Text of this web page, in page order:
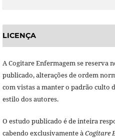
LICENÇA
A Cogitare Enfermagem se reserva
publicado, alterações de ordem
com vistas a manter o padrão culto
estilo dos autores.
O estudo publicado é de inteira
cabendo exclusivamente à Cogitare